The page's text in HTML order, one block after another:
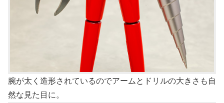
腕が太く造形されているのでアームとドリルの大きさも自
然な見た目に。